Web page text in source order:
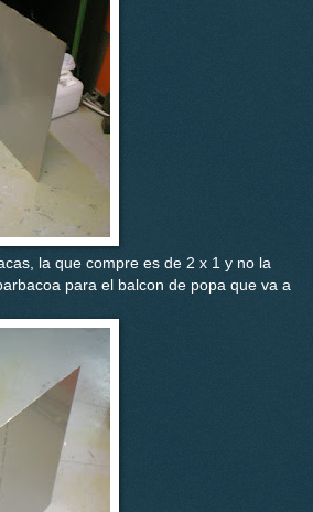
la que compre es de 2 x 1 y no la
para el balcon de popa que va a